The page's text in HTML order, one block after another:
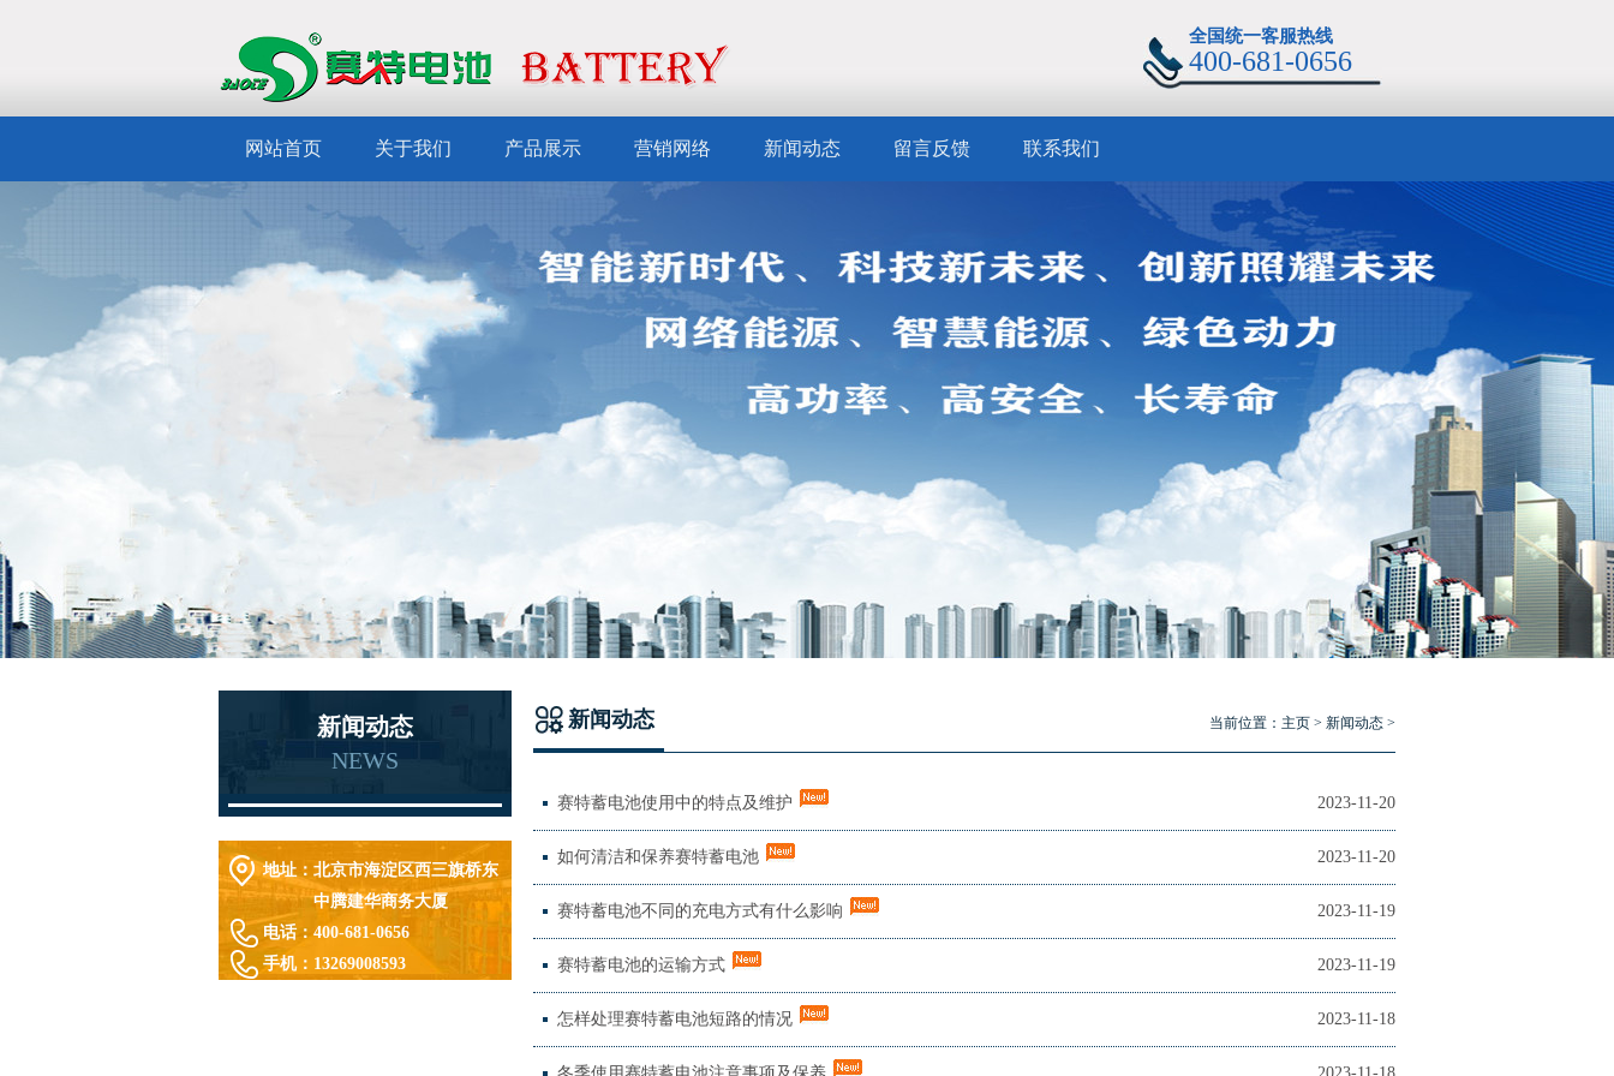
全国统一客服热线
400-681-0656
网站首页 关于我们 产品展示 营销网络 新闻动态 留言反馈 联系我们
新闻动态
NEWS
地址： 北京市海淀区西三旗桥东
中腾建华商务大厦
电话： 400-681-0656
手机： 13269008593
新闻动态 当前位置： 主页 > 新闻动态 >
赛特蓄电池使用中的特点及维护 2023-11-20
如何清洁和保养赛特蓄电池 2023-11-20
赛特蓄电池不同的充电方式有什么影响 2023-11-19
赛特蓄电池的运输方式 2023-11-19
怎样处理赛特蓄电池短路的情况 2023-11-18